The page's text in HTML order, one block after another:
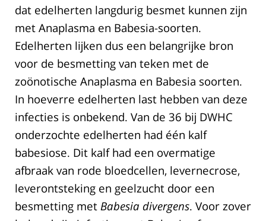
dat edelherten langdurig besmet kunnen zijn
met Anaplasma en Babesia-soorten.
Edelherten lijken dus een belangrijke bron
voor de besmetting van teken met de
zoönotische Anaplasma en Babesia soorten.
In hoeverre edelherten last hebben van deze
infecties is onbekend. Van de 36 bij DWHC
onderzochte edelherten had één kalf
babesiose. Dit kalf had een overmatige
afbraak van rode bloedcellen, levernecrose,
leverontsteking en geelzucht door een
besmetting met Babesia divergens. Voor zover